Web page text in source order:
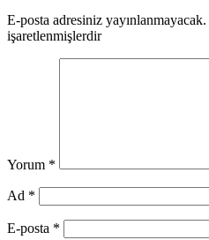
E-posta adresiniz yayınlanmayacak.
işaretlenmişlerdir
Yorum *
Ad *
E-posta *